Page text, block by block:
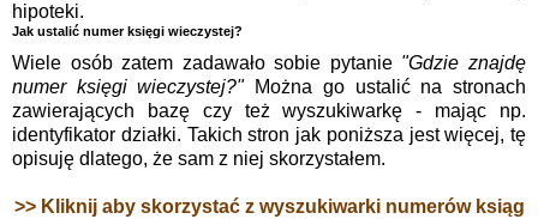
hipoteki.
Jak ustalić numer księgi wieczystej?
Wiele osób zatem zadawało sobie pytanie "Gdzie znajdę
numer księgi wieczystej?"Można go ustalić na stronach
zawierających bazę czy też wyszukiwarkę - mając np.
identyfikator działki. Takich stron jak poniższa jest więcej, tę
opisuję dlatego, że sam z niej skorzystałem.
>> Kliknij aby skorzystać z wyszukiwarki numerów ksiąg